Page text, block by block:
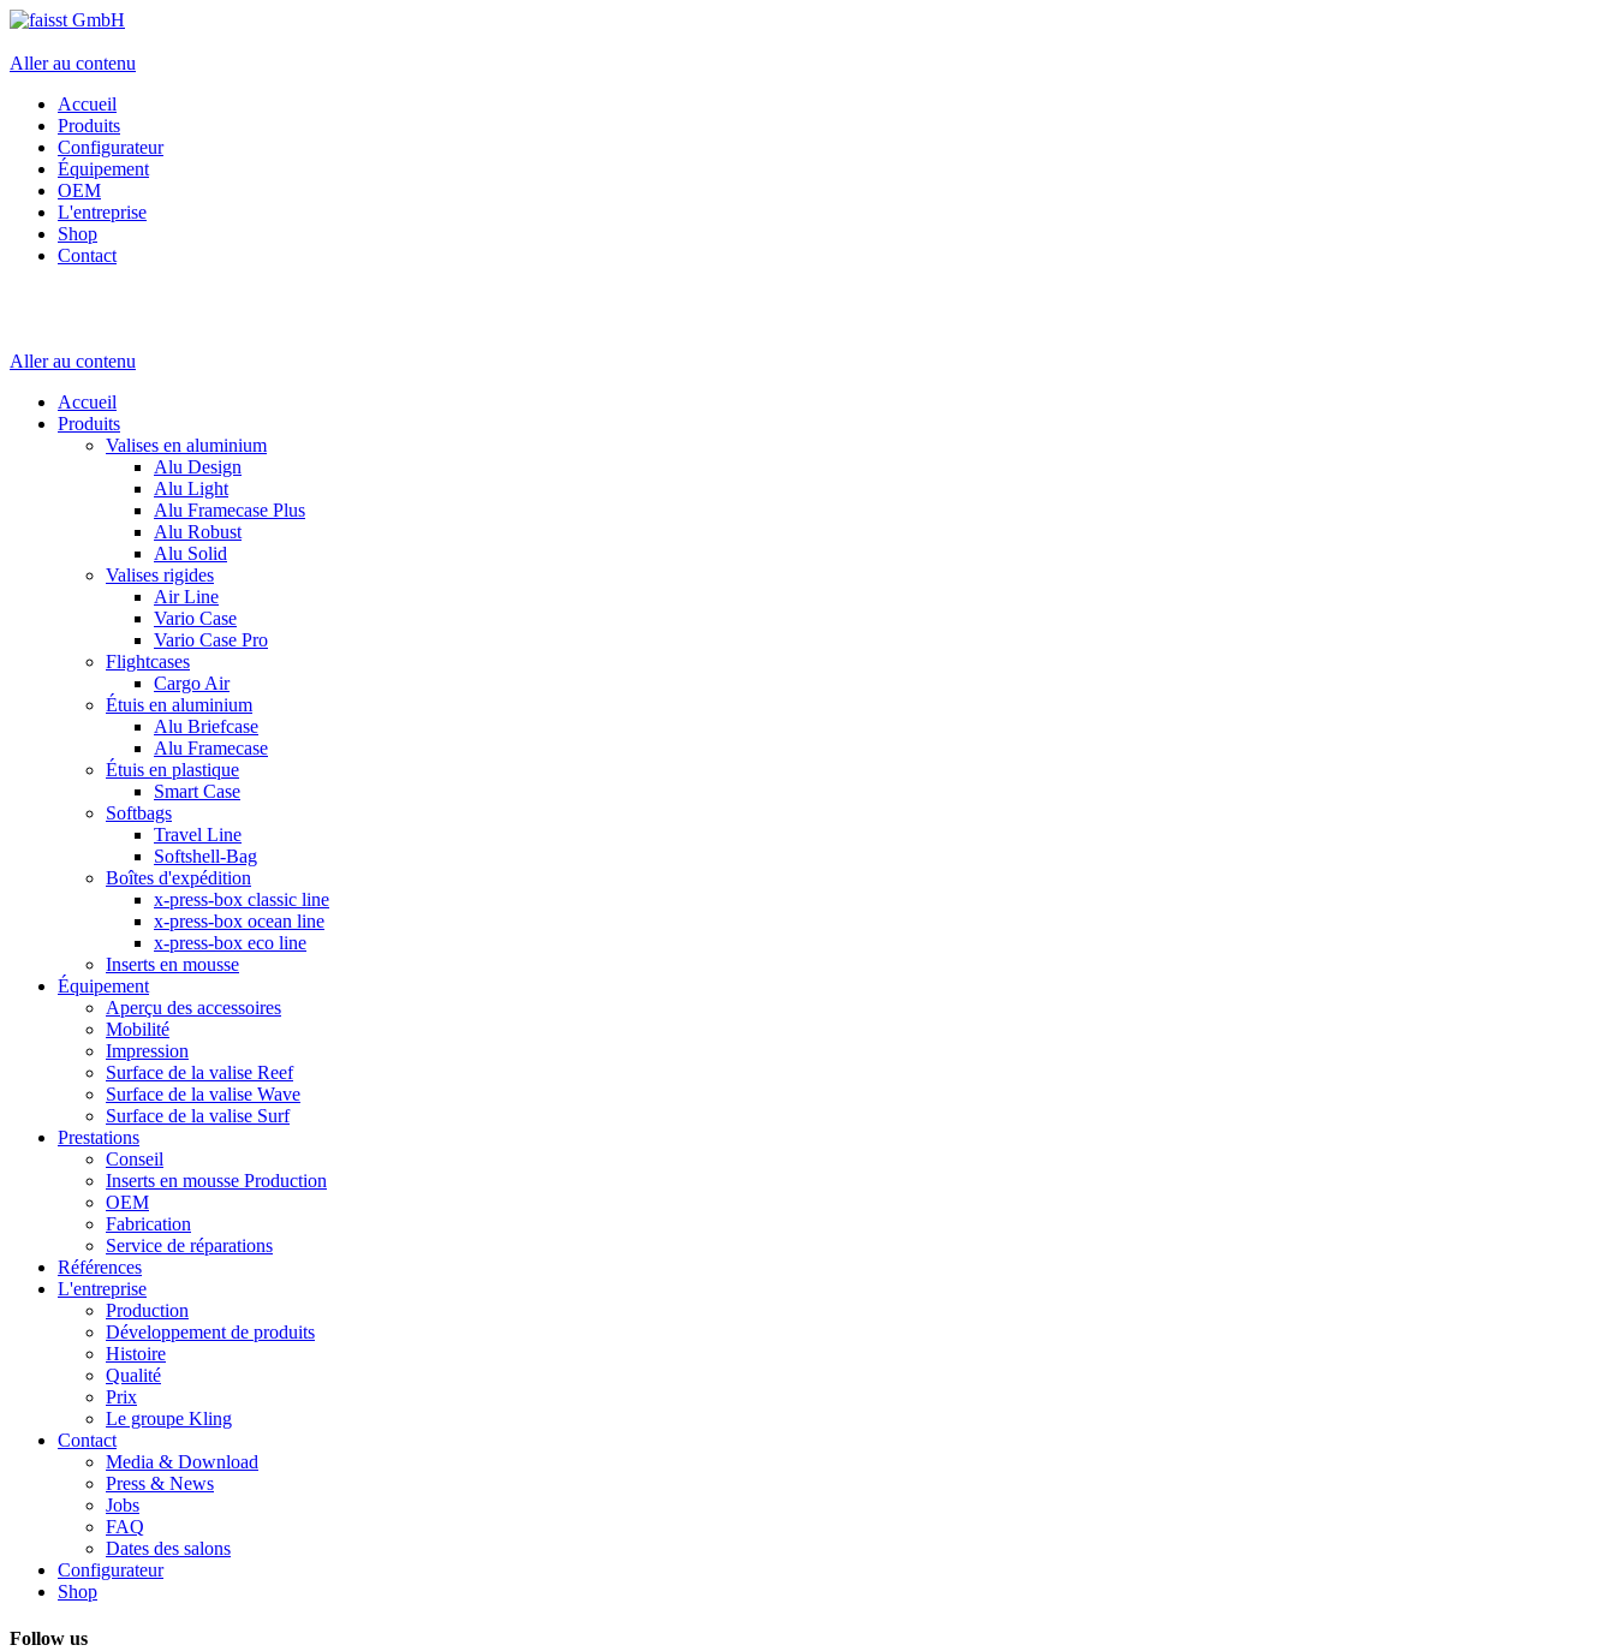
Aller au contenu
Accueil
Produits
Configurateur
Équipement
OEM
L'entreprise
Shop
Contact
Aller au contenu
Accueil
Produits
Valises en aluminium
Alu Design
Alu Light
Alu Framecase Plus
Alu Robust
Alu Solid
Valises rigides
Air Line
Vario Case
Vario Case Pro
Flightcases
Cargo Air
Étuis en aluminium
Alu Briefcase
Alu Framecase
Étuis en plastique
Smart Case
Softbags
Travel Line
Softshell-Bag
Boîtes d'expédition
x-press-box classic line
x-press-box ocean line
x-press-box eco line
Inserts en mousse
Équipement
Aperçu des accessoires
Mobilité
Impression
Surface de la valise Reef
Surface de la valise Wave
Surface de la valise Surf
Prestations
Conseil
Inserts en mousse Production
OEM
Fabrication
Service de réparations
Références
L'entreprise
Production
Développement de produits
Histoire
Qualité
Prix
Le groupe Kling
Contact
Media & Download
Press & News
Jobs
FAQ
Dates des salons
Configurateur
Shop
Follow us